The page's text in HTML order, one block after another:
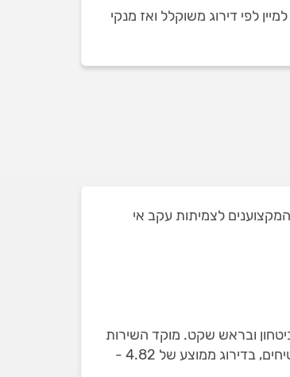
לפי דירוג משוקלל ואז מנקי
חלקם הוצאנו מהמקצוענים לצמיתות עקב אי
ובראש שקט. מוקד השירות
שלנו ילווה אתכם עד לסיום העבודה. באתר מופיעים רק חברות ניקוי שטיחים שבדקנו עם 56 חוות דעת מאומתות על ניקוי שטיחים, בדירוג ממוצע של 4.82 -